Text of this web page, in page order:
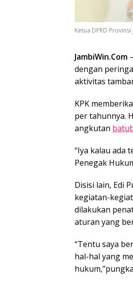
Ketua DPRD
JambiWin.Com
dengan
aktivitas
KPK
per tahunnya.
angkutan
“Iya kalau ada
Penegak
Disisi lain, Edi
kegiatan-
dilakukan
aturan yang
“Tentu saya
hal-hal yang